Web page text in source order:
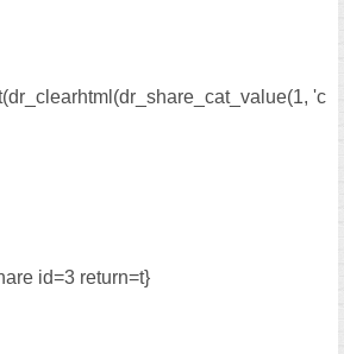
'c
id=3 return=t}